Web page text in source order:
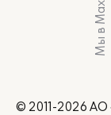
Мы в Max
© 2011-2026 АО